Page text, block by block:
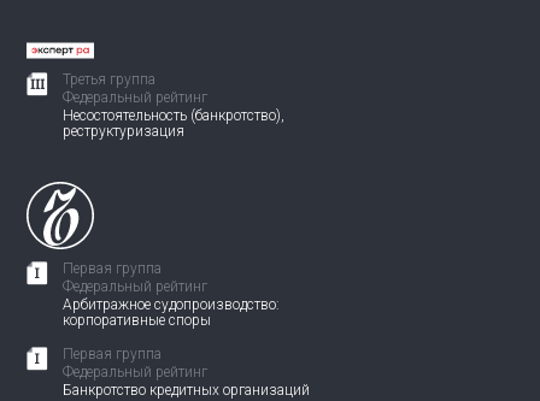
Третья группа
Федеральный рейтинг
Несостоятельность (банкротство),
реструктуризация
Первая группа
Федеральный рейтинг
Арбитражное судопроизводство:
корпоративные споры
Первая группа
Федеральный рейтинг
Банкротство кредитных организаций